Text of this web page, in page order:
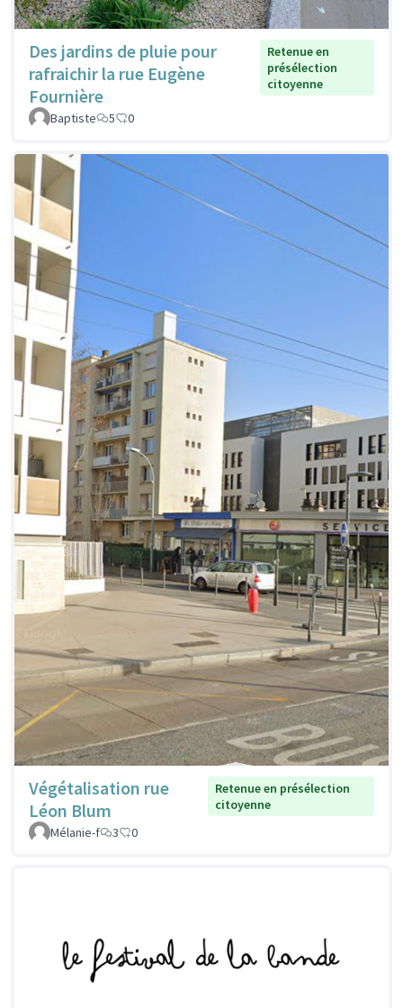
Des jardins de pluie pour
rafraichir la rue Eugène
Fournière
Retenue en
présélection
citoyenne
Baptiste 5 0
Végétalisation rue
Léon Blum
Retenue en présélection
citoyenne
Mélanie-f
3 0